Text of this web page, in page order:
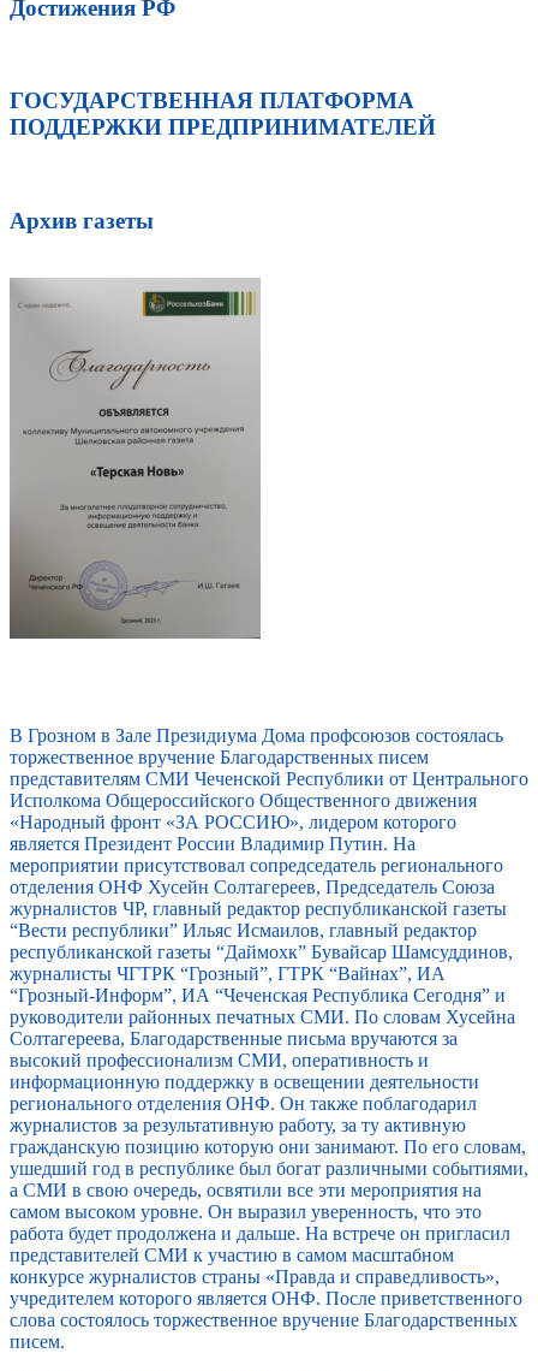
Достижения РФ
ГОСУДАРСТВЕННАЯ ПЛАТФОРМА
ПОДДЕРЖКИ ПРЕДПРИНИМАТЕЛЕЙ
Архив газеты
В Грозном в Зале Президиума Дома профсоюзов состоялась
торжественное вручение Благодарственных писем
представителям СМИ Чеченской Республики от Центрального
Исполкома Общероссийского Общественного движения
«Народный фронт «ЗА РОССИЮ», лидером которого
является Президент России Владимир Путин. На
мероприятии присутствовал сопредседатель регионального
отделения ОНФ Хусейн Солтагереев, Председатель Союза
журналистов ЧР, главный редактор республиканской газеты
“Вести республики” Ильяс Исмаилов, главный редактор
республиканской газеты “Даймохк” Бувайсар Шамсуддинов,
журналисты ЧГТРК “Грозный”, ГТРК “Вайнах”, ИА
“Грозный-Информ”, ИА “Чеченская Республика Сегодня” и
руководители районных печатных СМИ. По словам Хусейна
Солтагереева, Благодарственные письма вручаются за
высокий профессионализм СМИ, оперативность и
информационную поддержку в освещении деятельности
регионального отделения ОНФ. Он также поблагодарил
журналистов за результативную работу, за ту активную
гражданскую позицию которую они занимают. По его словам,
ушедший год в республике был богат различными событиями,
а СМИ в свою очередь, освятили все эти мероприятия на
самом высоком уровне. Он выразил уверенность, что это
работа будет продолжена и дальше. На встрече он пригласил
представителей СМИ к участию в самом масштабном
конкурсе журналистов страны «Правда и справедливость»,
учредителем которого является ОНФ. После приветственного
слова состоялось торжественное вручение Благодарственных
писем.